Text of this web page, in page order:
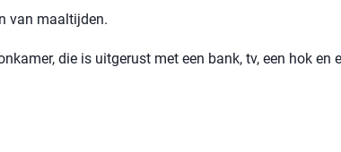
van maaltijden.
die is uitgerust met een bank, tv, een hok en